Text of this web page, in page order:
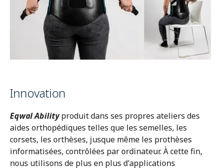
Innovation
Eqwal Abilityproduit dans ses propres ateliers des
aides orthopédiques telles que les semelles, les
corsets, les orthèses, jusque même les prothèses
informatisées, contrôlées par ordinateur. À cette fin,
nous utilisons de plus en plus d'applications